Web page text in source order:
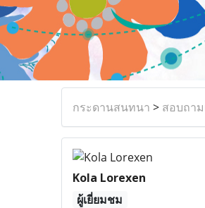
กระดานสนทนา > สอบถา
Kola Lorexen
ผู้เยี่ยมชม